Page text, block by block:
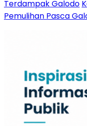
Terdampak Galodo
Pemulihan Pasca